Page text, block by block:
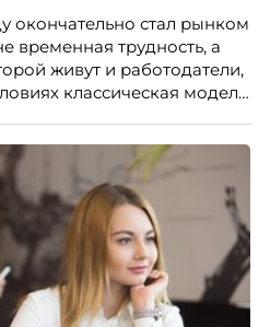
окончательно стал рынком
временная трудность, а
живут и работодатели,
классическая модель
нескольких
которая даёт специалисту
и возможности для роста.
карьерный консультант,
как работает эта
в первую очередь.